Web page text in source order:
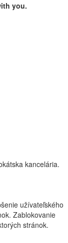
you.
kancelária.
užívateľského
Zablokovanie
stránok.